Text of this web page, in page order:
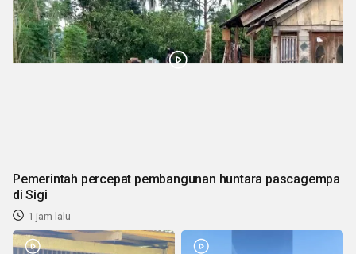
Pemerintah percepat pembangunan huntara pascagempa
di Sigi
1 jam lalu